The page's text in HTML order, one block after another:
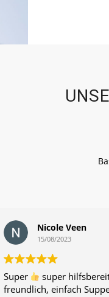
Nicole Veen
15/08/2023
Super
super
freundlich, einfach